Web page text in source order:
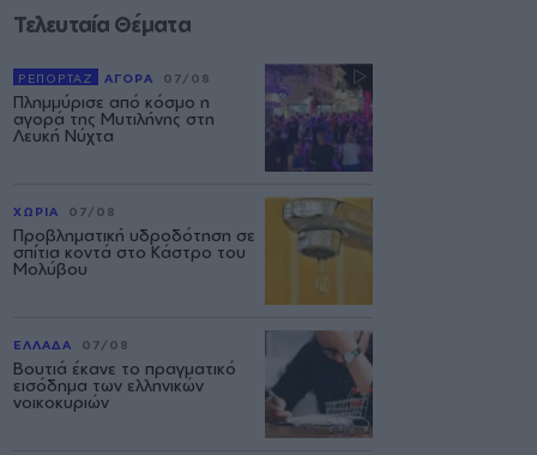
Τελευταία Θέματα
ΡΕΠΟΡΤΑΖ ΑΓΟΡΑ 07/08
Πλημμύρισε από κόσμο η
αγορά της Μυτιλήνης στη
Λευκή Νύχτα
ΧΩΡΙΑ 07/08
Προβληματική υδροδότηση σε
σπίτια κοντά στο Κάστρο του
Μολύβου
ΕΛΛΑΔΑ 07/08
Βουτιά έκανε το πραγματικό
εισόδημα των ελληνικών
νοικοκυριών